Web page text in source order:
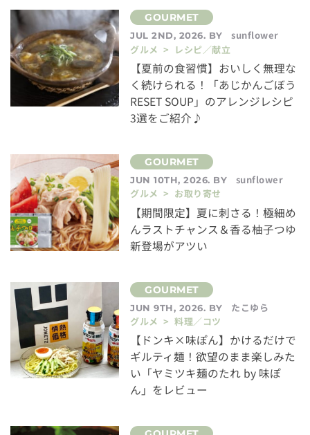
JUL 2ND, 2026. BY
sunflower
グルメ > レシピ／献立
【夏前の食習慣】おいしく無理な
く続けられる！「あじかんごぼう
RESET SOUP」のアレンジレシピ
3選をご紹介♪
JUN 10TH, 2026. BY
sunflower
グルメ > お取り寄せ
【期間限定】夏に刺さる！極細め
んラストチャンス＆香る柚子つゆ
新登場がアツい
JUN 9TH, 2026. BY
たこゆら
グルメ > 料理／コツ
【ドンキ×味ぽん】かけるだけで
ギルティ麺！欲望のまま楽しみた
い「ヤミツキ麺のたれ by 味ぽ
ん」をレビュー